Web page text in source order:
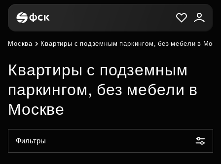
Москва Квартиры с подземным паркингом, без мебели в
Квартиры с подземным
паркингом, без мебели в
Москве
Фильтры